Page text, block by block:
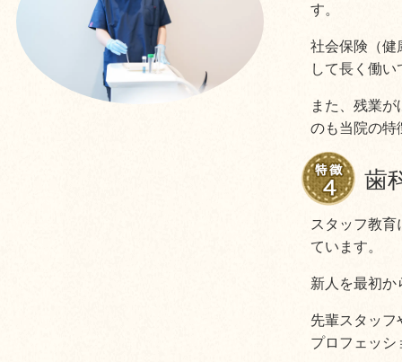
す。
社会保険（健
して長く働
また、残業
のも当院の特
歯
スタッフ教
ています。
新人を最初か
先輩スタッフ
プロフェッシ